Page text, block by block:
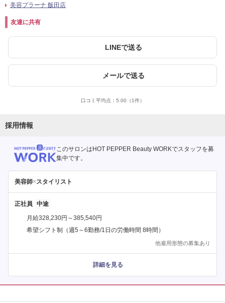
美容プラーナ 飯田店
友達に共有
LINEで送る
メールで送る
口コミ平均点： 5.00 （1件）
採用情報
このサロンはHOT PEPPER Beauty WORKでスタッフを募
集中です。
美容師×スタイリスト
正社員
月給328,230円～385,540円
希望シフト制（週5～6勤務/1日の労働時間 8時間）
他雇用形態の募集あり
詳細を見る